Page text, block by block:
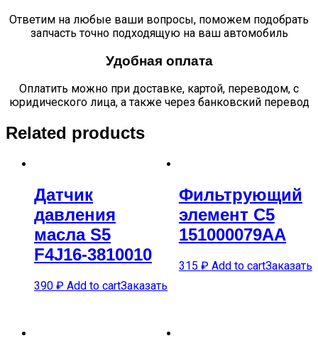
Ответим на любые ваши вопросы, поможем подобрать
запчасть точно подходящую на ваш автомобиль
Удобная оплата
Оплатить можно при доставке, картой, переводом, с
юридического лица, а также через банковский перевод
Related products
Датчик
давления
масла S5
F4J16-3810010
390 ₽ Add to cartЗаказать
Фильтрующий
элемент C5
151000079AA
315 ₽ Add to cartЗаказать